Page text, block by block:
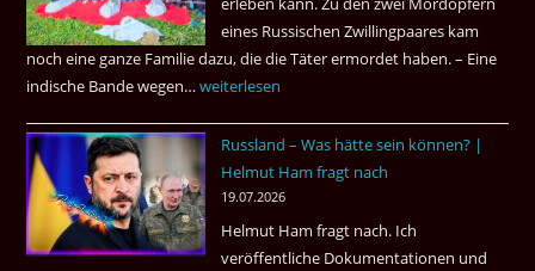
wieder
frei
?
eines Russischen Zwillingpaares kam
noch eine ganze Familie dazu, die die Täter ermordet haben. – Eine
indische Bande wegen…Zwillingsmord
aufgeklärt
3
Tote
kamen
dazu.
weiterlesen
Russland – Was hätte sein können? |
Helmut Ham fragt nach
19.07.2026
Helmut Ham fragt nach. Ich
veröffentliche Dokumentationen und